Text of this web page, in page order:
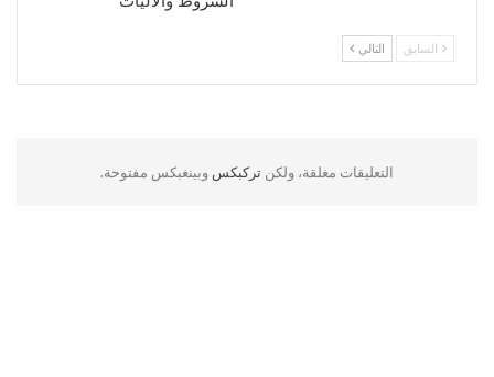
السابق التالي
التعليقات مغلقة، ولكن تركبكس وبينغبكس مفتوحة.